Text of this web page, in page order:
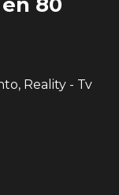
Reality - Tv